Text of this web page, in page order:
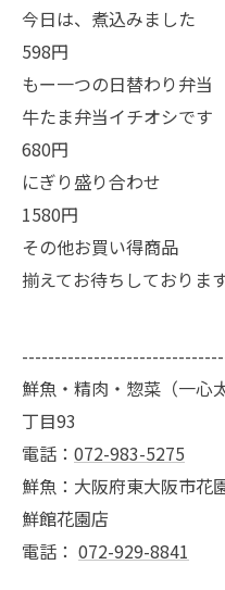
今日は、煮込みました
598円
もー一つの日替わり弁当
牛たま弁当イチオシです
680円
にぎり盛り合わせ
1580円
その他お買い得商品
揃えてお待ちしておりま
鮮魚・精肉・惣菜（一心
丁目93
電話： 072-983-5275
鮮魚：大阪府東大阪市花
鮮館花園店
電話： 072-929-8841